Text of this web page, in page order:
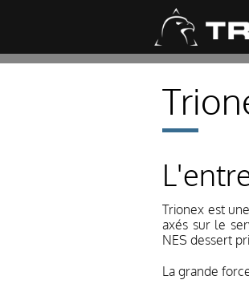
Trionex est
axés sur le
NES dessert
La grande